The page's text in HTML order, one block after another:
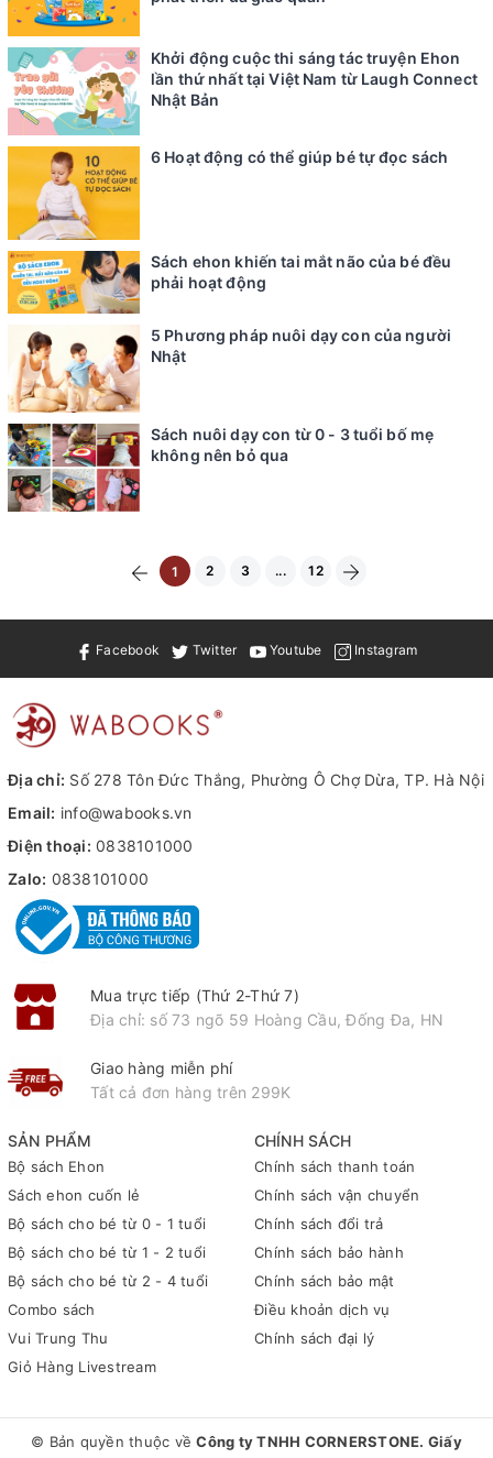
Khởi động cuộc thi sáng tác truyện Ehon
lần thứ nhất tại Việt Nam từ Laugh Connect
Nhật Bản
6 Hoạt động có thể giúp bé tự đọc sách
Sách ehon khiến tai mắt não của bé đều
phải hoạt động
5 Phương pháp nuôi dạy con của người
Nhật
Sách nuôi dạy con từ 0 - 3 tuổi bố mẹ
không nên bỏ qua
1 2 3 ... 12
Facebook Twitter Youtube Instagram
SẢN PHẨM
Bộ sách Ehon
Sách ehon cuốn lẻ
Bộ sách cho bé từ 0 - 1 tuổi
Bộ sách cho bé từ 1 - 2 tuổi
Bộ sách cho bé từ 2 - 4 tuổi
Combo sách
Vui Trung Thu
Giỏ Hàng Livestream
CHÍNH SÁCH
Chính sách thanh toán
Chính sách vận chuyển
Chính sách đổi trả
Chính sách bảo hành
Chính sách bảo mật
Điều khoản dịch vụ
Chính sách đại lý
Địa chỉ: Số 278 Tôn Đức Thắng, Phường Ô Chợ Dừa, TP. Hà Nội
Email: info@wabooks.vn
Điện thoại: 0838101000
Zalo: 0838101000
Mua trực tiếp (Thứ 2-Thứ 7)
Địa chỉ: số 73 ngõ 59 Hoàng Cầu, Đống Đa, HN
Giao hàng miễn phí
Tất cả đơn hàng trên 299K
© Bản quyền thuộc vềCông ty TNHH CORNERSTONE. Giấy